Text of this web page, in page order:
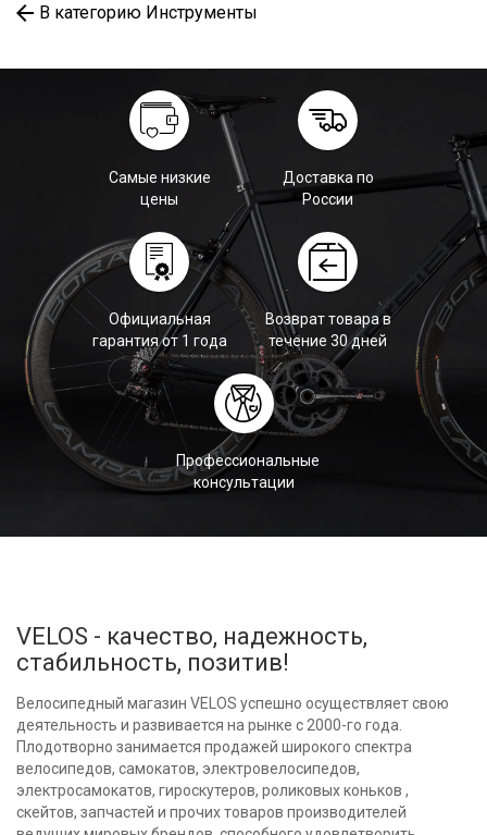
В категорию Инструменты
Самые низкие
цены
Доставка по
России
Официальная
гарантия от 1 года
Возврат товара в
течение 30 дней
Профессиональные
консультации
VELOS - качество, надежность,
стабильность, позитив!
Велосипедный магазин VELOS успешно осуществляет свою
деятельность и развивается на рынке с 2000-го года.
Плодотворно занимается продажей широкого спектра
велосипедов, самокатов, электровелосипедов,
электросамокатов, гироскутеров, роликовых коньков ,
скейтов, запчастей и прочих товаров производителей